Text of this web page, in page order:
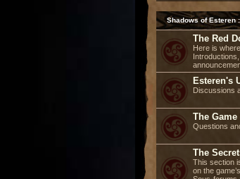
Shadows of Esteren
The Red
Here is
Esteren's
Discussions
The Game
Questions
The
This section
on the